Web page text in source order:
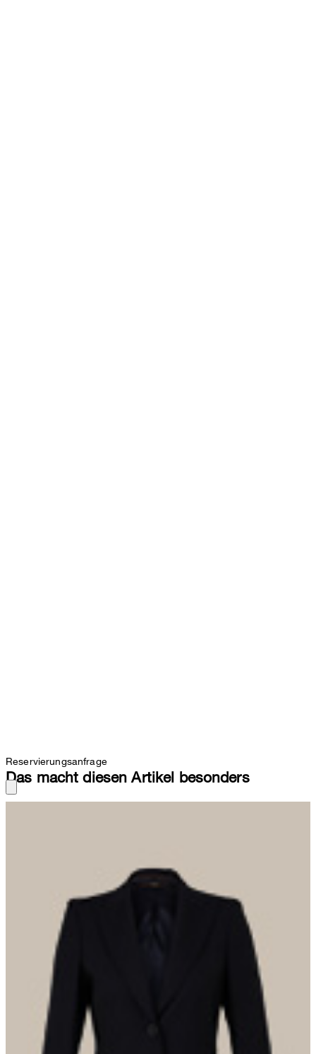
Reservierungsanfrage
Das macht diesen Artikel besonders
Bewegungsschlitze setzen feine Akzente, während die leichte
Schulterverarbeitung und ein dezentes AMF-Stitching den
Business-Favoriten modern abrunden. In Kombination mit der
passenden Anzughose und einer Bluse wirkt der Suit perfekt
abgestimmt.